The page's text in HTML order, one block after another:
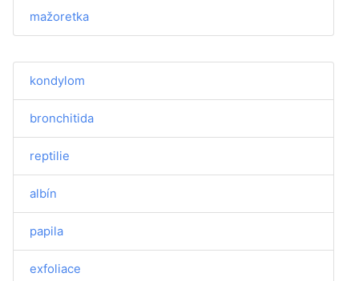
mažoretka
kondylom
bronchitida
reptilie
albín
papila
exfoliace